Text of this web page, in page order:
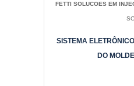
FETTI SOLUCOES EM
SC
SISTEMA
DO